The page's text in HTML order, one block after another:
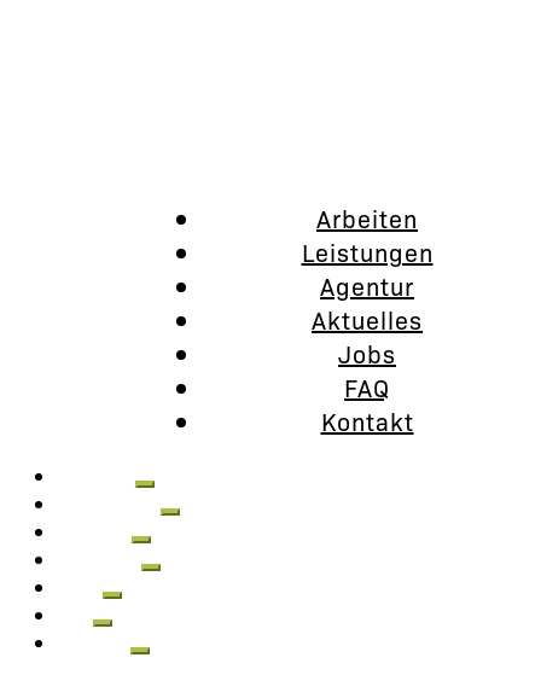
Arbeiten
Leistungen
Agentur
Aktuelles
Jobs
FAQ
Kontakt